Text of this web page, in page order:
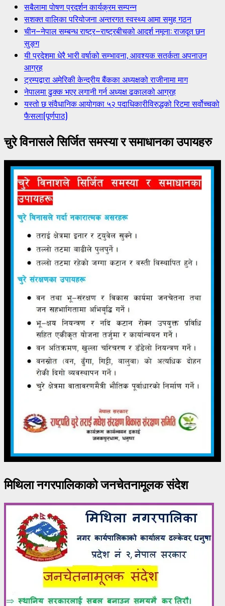
सबैलामा पोषण प्रदर्शन कार्यक्रम सम्पन्न
सशक्त वालिका परियोजना अन्तरगत स्वस्थ्य आमा समुह गठन
चीन–नेपाल सम्बन्ध राष्ट्र–राष्ट्रबीचको आदर्श नमूना: राजदूत छन
सुङ्ग
यी प्रदेशमा धेरै भारी वर्षाको सम्भावना, आवश्यक सतर्कता अपनाउन
आग्रह
ट्रम्पद्वारा अमेरिकी केन्द्रीय बैंकका अध्यक्षको राजीनामा माग
नेपालमा ढुक्क भएर लगानी गर्न अध्यक्ष ढकालको आग्रह
यस्तो छ संवैधानिक आयोगका ५२ पदाधिकारीविरुद्धको रिटमा सर्वोच्चको
फैसला(पूर्णपाठ)
चुरे विनासले सिर्जित समस्या र समाधानका उपायहरु
मिथिला नगरपालिकाको जनचेतनामूलक संदेश